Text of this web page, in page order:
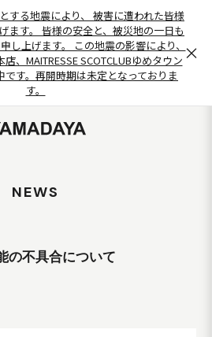
する地震により、 被害に遭われた皆様
ます。 皆様の安全と、被災地の一日も
し上げます。 この地震の影響により、
、MAITRESSE SCOTCLUBゆめタウン
す。再開時期は未定となっておりま
す。
×
NEWS
の不具合について